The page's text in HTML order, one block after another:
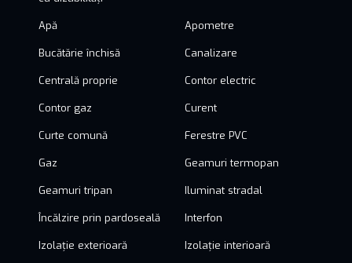
Apă Apometre
Bucătărie închisă Canalizare
Centrală proprie Contor electric
Contor gaz Curent
Curte comună Ferestre PVC
Gaz Geamuri termopan
Geamuri tripan Iluminat stradal
Încălzire prin pardoseală Interfon
Izolație exterioară Izolație interioară